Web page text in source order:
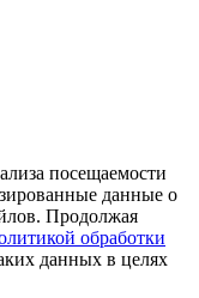
посещаемости
данные о
Продолжая
обработки
данных в целях